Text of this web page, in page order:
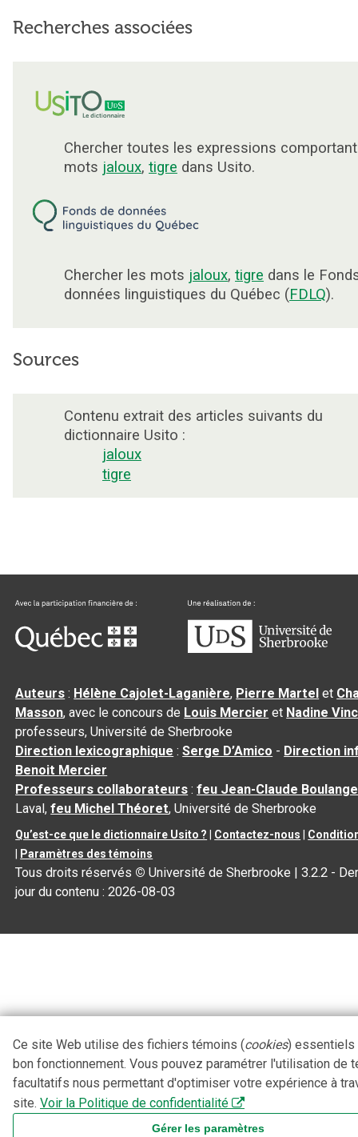
Recherches associées
Chercher toutes les expressions
mots jaloux, tigre dans Usito.
Chercher les mots jaloux, tigre dans le
données linguistiques du Québec (FDLQ).
Sources
Contenu extrait des articles suivants du
dictionnaire Usito :
jaloux
tigre
Auteurs : Hélène Cajolet-Laganière, Pierre Martel et
Masson, avec le concours de Louis Mercier et Nadine
professeurs, Université de Sherbrooke
Direction lexicographique :Serge D’Amico - Direction
Benoit Mercier
Professeurs collaborateurs :feu Jean-Claude
Laval,feu Michel Théoret, Université de Sherbrooke
Qu’est-ce que le dictionnaire Usito ? Contactez-nous
Paramètres des témoins
Tous droits réservés © Université de Sherbrooke |3.2.2 -
jour du contenu :2026-08-03
Ce site Web utilise des fichiers témoins (cookies) essentiels
bon fonctionnement. Vous pouvez paramétrer l'utilisation de
facultatifs nous permettant d'optimiser votre expérience à
site. Voir la Politique de confidentialité
Gérer les paramètres